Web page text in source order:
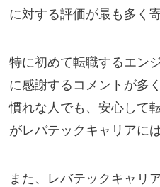
に対する評価が最も多く
特に初めて転職するエン
に感謝するコメントが多
慣れな人でも、安心して
がレバテックキャリアに
また、レバテックキャリ